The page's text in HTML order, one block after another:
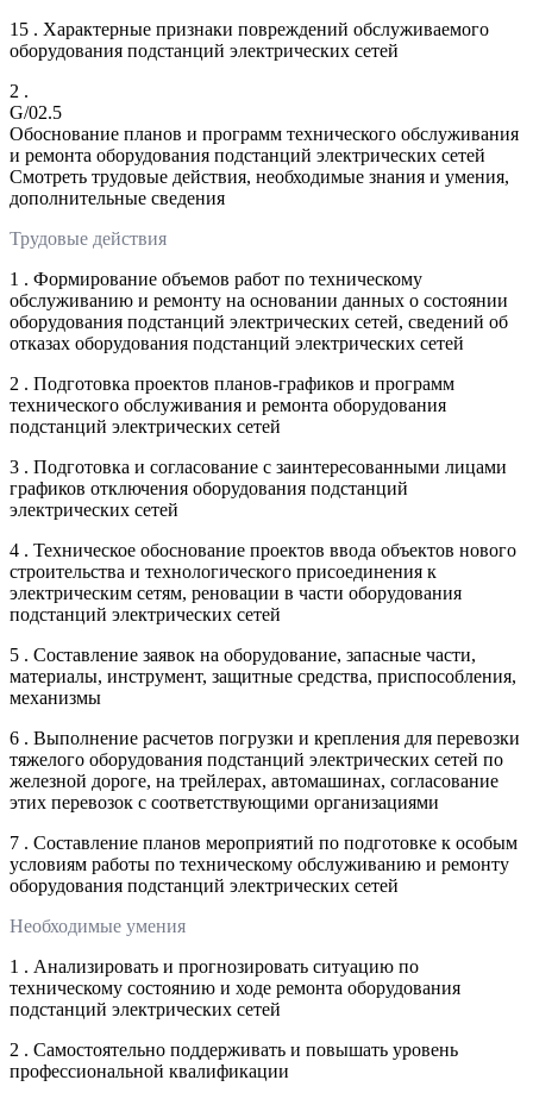
15 . Характерные признаки повреждений обслуживаемого
оборудования подстанций электрических сетей
2 .
G/02.5
Обоснование планов и программ технического обслуживания
и ремонта оборудования подстанций электрических сетей
Смотреть трудовые действия, необходимые знания и умения,
дополнительные сведения
Трудовые действия
1 . Формирование объемов работ по техническому
обслуживанию и ремонту на основании данных о состоянии
оборудования подстанций электрических сетей, сведений об
отказах оборудования подстанций электрических сетей
2 . Подготовка проектов планов-графиков и программ
технического обслуживания и ремонта оборудования
подстанций электрических сетей
3 . Подготовка и согласование с заинтересованными лицами
графиков отключения оборудования подстанций
электрических сетей
4 . Техническое обоснование проектов ввода объектов нового
строительства и технологического присоединения к
электрическим сетям, реновации в части оборудования
подстанций электрических сетей
5 . Составление заявок на оборудование, запасные части,
материалы, инструмент, защитные средства, приспособления,
механизмы
6 . Выполнение расчетов погрузки и крепления для перевозки
тяжелого оборудования подстанций электрических сетей по
железной дороге, на трейлерах, автомашинах, согласование
этих перевозок с соответствующими организациями
7 . Составление планов мероприятий по подготовке к особым
условиям работы по техническому обслуживанию и ремонту
оборудования подстанций электрических сетей
Необходимые умения
1 . Анализировать и прогнозировать ситуацию по
техническому состоянию и ходе ремонта оборудования
подстанций электрических сетей
2 . Самостоятельно поддерживать и повышать уровень
профессиональной квалификации